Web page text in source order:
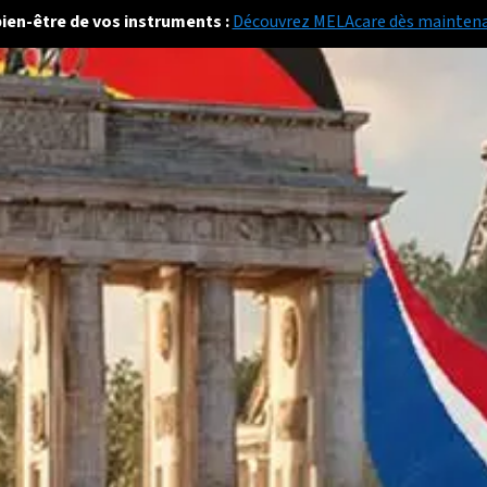
être de vos instruments :Découvrez MELAcare dès